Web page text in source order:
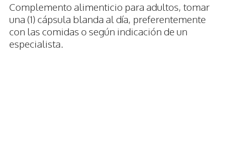
Complemento alimenticio para adultos, tomar
una (1) cápsula blanda al día, preferentemente
con las comidas o según indicación de un
especialista.